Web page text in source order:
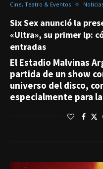
Cine, Teatro & Eventos
Six Sex anunció la
«Ultra», su primer lp:
entradas
El Estadio Malvinas
partida de un show
universo del disco,
especialmente para